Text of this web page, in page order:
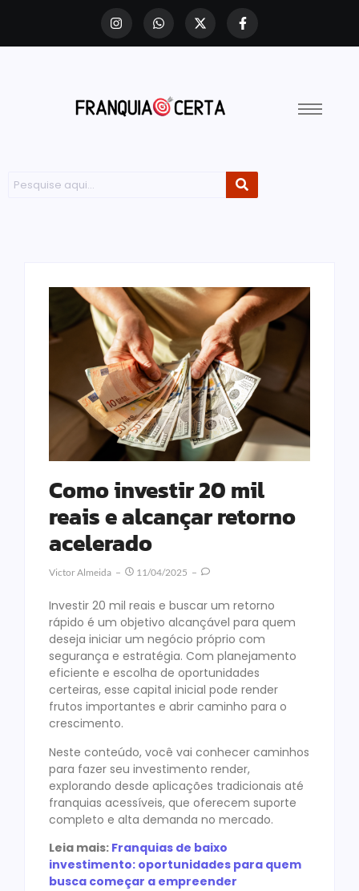
Como investir 20 mil
reais e alcançar retorno
acelerado
Victor Almeida 11/04/2025
Investir 20 mil reais e buscar um retorno
rápido é um objetivo alcançável para quem
deseja iniciar um negócio próprio com
segurança e estratégia. Com planejamento
eficiente e escolha de oportunidades
certeiras, esse capital inicial pode render
frutos importantes e abrir caminho para o
crescimento.
Neste conteúdo, você vai conhecer caminhos
para fazer seu investimento render,
explorando desde aplicações tradicionais até
franquias acessíveis, que oferecem suporte
completo e alta demanda no mercado.
Leia mais: Franquias de baixo
investimento: oportunidades para quem
busca começar a empreender